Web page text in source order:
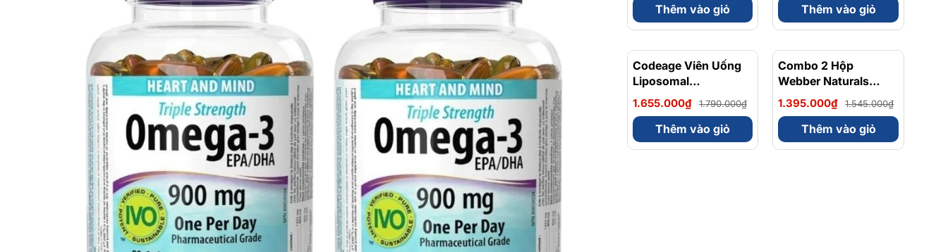
ChạyThêm vào giỏ Thêm vào giỏ
- 8%
Codeage Viên Uống
Liposomal
Magnesium Magie
Glycinate Hữu Cơ
240 Viên - Chính
Ngạch Mỹ, Xuất VAT
1.655.000₫ 1.790.000₫
Thêm vào giỏ
Combo 2 Hộp
Webber Naturals
Omega 3 900mg
EPA/DHA Và
Magnesium
Bisglycinate 200mg
1.395.000₫ 1.545.000₫
Thêm vào giỏ